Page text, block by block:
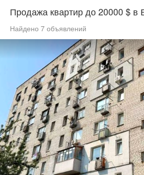
Продажа квартир до 20000 $ в
Найдено 7 объявлений